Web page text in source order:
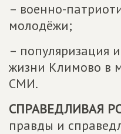
– военно-
молодёжи;
– популяризация
жизни Климово в
СМИ.
СПРАВЕДЛИВАЯ
правды и